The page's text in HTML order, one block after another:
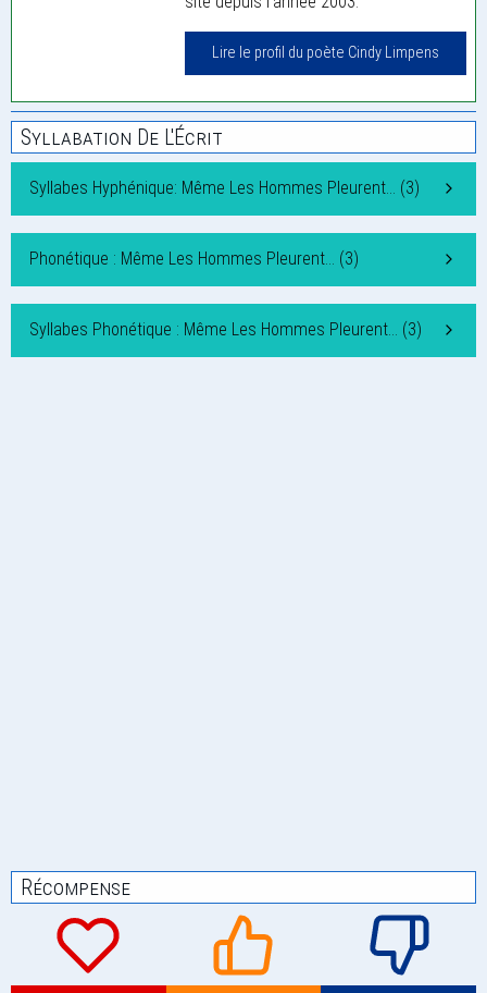
Lire le profil du poète Cindy Limpens
Syllabation De L'Écrit
Syllabes Hyphénique: Même Les Hommes Pleurent… (3)
Phonétique : Même Les Hommes Pleurent… (3)
Syllabes Phonétique : Même Les Hommes Pleurent… (3)
Récompense